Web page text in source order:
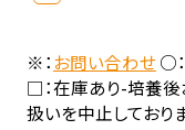
※：お問い合わせ○
□：在庫あり-培養
扱いを中止しており